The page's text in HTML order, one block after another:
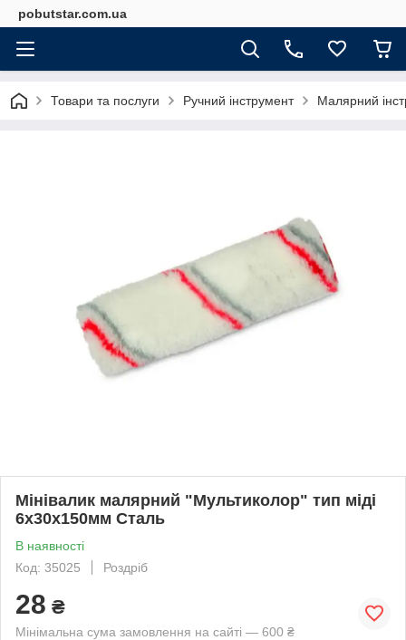
pobutstar.com.ua
Товари та послуги Ручний інструмент Малярний
Мінівалик малярний "Мультиколор" тип міді
6х30х150мм Сталь
В наявності
Код: 35025
Роздріб
28 ₴
Мінімальна сума замовлення на сайті — 600 ₴